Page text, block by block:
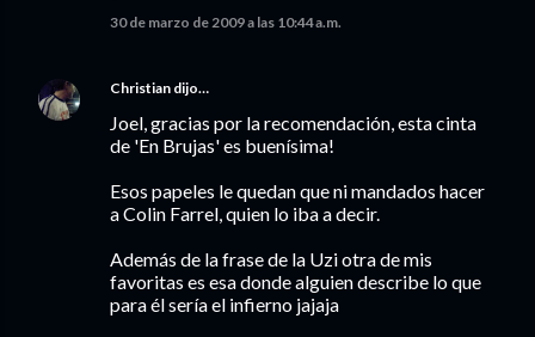
30 de marzo de 2009 a las 10:44 a.m.
Christian dijo…
Joel, gracias por la recomendación, esta cinta
de 'En Brujas' es buenísima!
Esos papeles le quedan que ni mandados hacer
a Colin Farrel, quien lo iba a decir.
Además de la frase de la Uzi otra de mis
favoritas es esa donde alguien describe lo que
para él sería el infierno jajaja